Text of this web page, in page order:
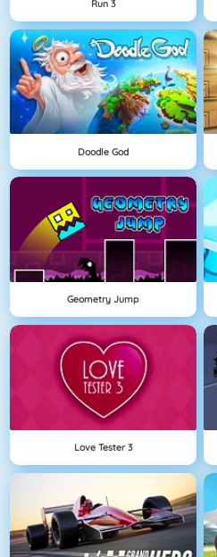
Run 3
Doodle God
Geometry Jump
Love Tester 3